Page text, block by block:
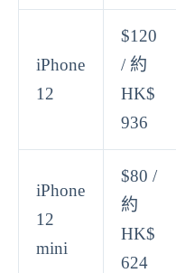
iPhone
12
$120
/ 約
HK$
936
iPhone
12
mini
$80 /
約
HK$
624